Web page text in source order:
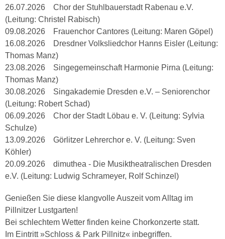
26.07.2026 Chor der Stuhlbauerstadt Rabenau e.V.
(Leitung: Christel Rabisch)
09.08.2026 Frauenchor Cantores (Leitung: Maren Göpel)
16.08.2026 Dresdner Volksliedchor Hanns Eisler (Leitung:
Thomas Manz)
23.08.2026 Singegemeinschaft Harmonie Pirna (Leitung:
Thomas Manz)
30.08.2026 Singakademie Dresden e.V. – Seniorenchor
(Leitung: Robert Schad)
06.09.2026 Chor der Stadt Löbau e. V. (Leitung: Sylvia
Schulze)
13.09.2026 Görlitzer Lehrerchor e. V. (Leitung: Sven
Köhler)
20.09.2026 dimuthea - Die Musiktheatralischen Dresden
e.V. (Leitung: Ludwig Schrameyer, Rolf Schinzel)
Genießen Sie diese klangvolle Auszeit vom Alltag im
Pillnitzer Lustgarten!
Bei schlechtem Wetter finden keine Chorkonzerte statt.
Im Eintritt »Schloss & Park Pillnitz« inbegriffen.